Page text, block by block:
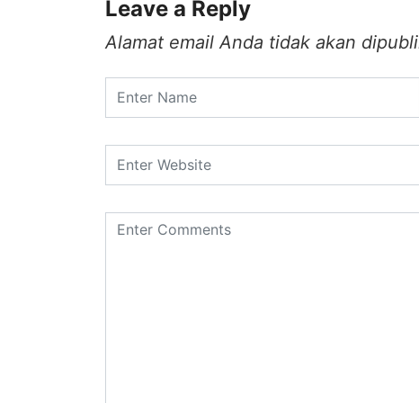
Leave a Reply
Alamat email Anda tidak akan